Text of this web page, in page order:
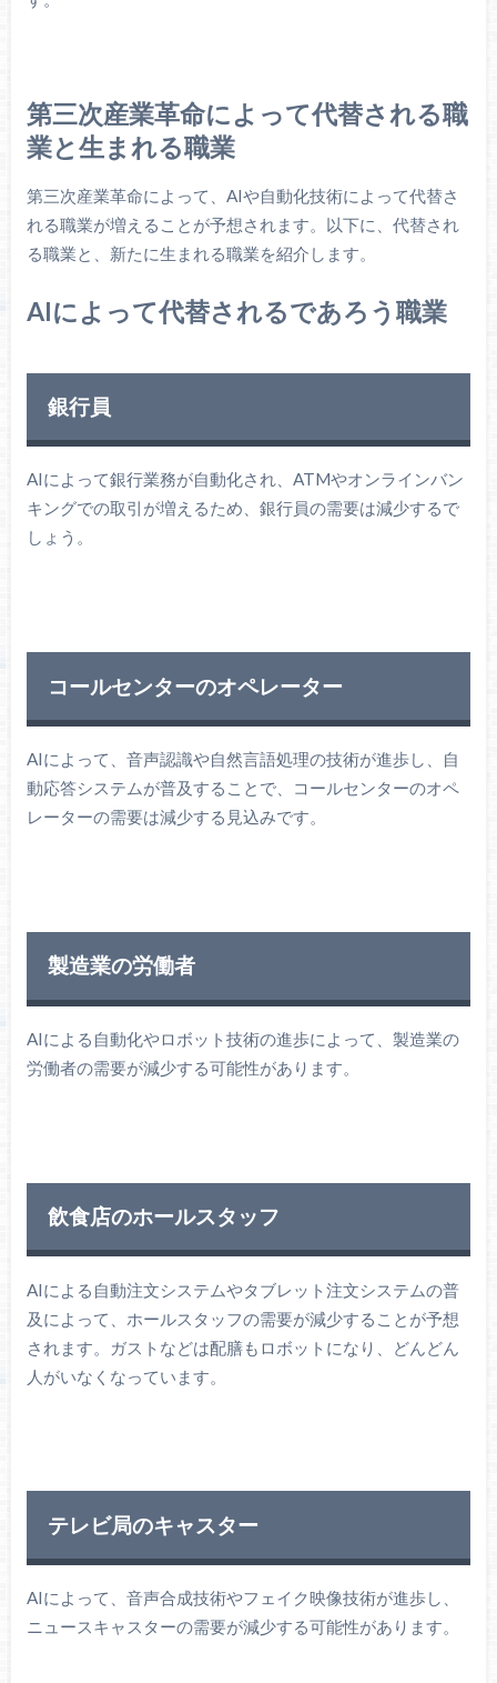
第三次産業革命によって代替される職
業と生まれる職業
第三次産業革命によって、AIや自動化技術によって代替さ
れる職業が増えることが予想されます。以下に、代替され
る職業と、新たに生まれる職業を紹介します。
AIによって代替されるであろう職業
銀行員
AIによって銀行業務が自動化され、ATMやオンラインバン
キングでの取引が増えるため、銀行員の需要は減少するで
しょう。
コールセンターのオペレーター
AIによって、音声認識や自然言語処理の技術が進歩し、自
動応答システムが普及することで、コールセンターのオペ
レーターの需要は減少する見込みです。
製造業の労働者
AIによる自動化やロボット技術の進歩によって、製造業の
労働者の需要が減少する可能性があります。
飲食店のホールスタッフ
AIによる自動注文システムやタブレット注文システムの普
及によって、ホールスタッフの需要が減少することが予想
されます。ガストなどは配膳もロボットになり、どんどん
人がいなくなっています。
テレビ局のキャスター
AIによって、音声合成技術やフェイク映像技術が進歩し、
ニュースキャスターの需要が減少する可能性があります。